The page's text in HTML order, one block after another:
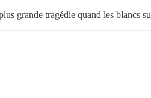
grande tragédie quand les blancs